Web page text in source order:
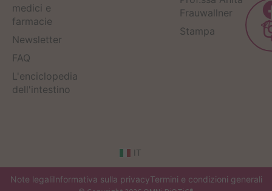
medici e
farmacie
Newsletter
FAQ
L'enciclopedia
dell'intestino
Frauwallner
Stampa
IT
Note legaliInformativa sulla privacyTermini e condizioni generali